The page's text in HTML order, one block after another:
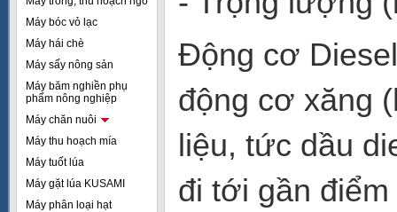
Máy bóc vỏ lạc
Máy hái chè
Máy sấy nông sản
Máy băm nghiền phụ
phẩm nông nghiệp
Máy chăn nuôi
Máy thu hoạch mía
Máy tuốt lúa
Máy gặt lúa KUSAMI
Máy phân loại hạt
Động cơ
động cơ xăng
liệu, tức dầu
đi tới gần